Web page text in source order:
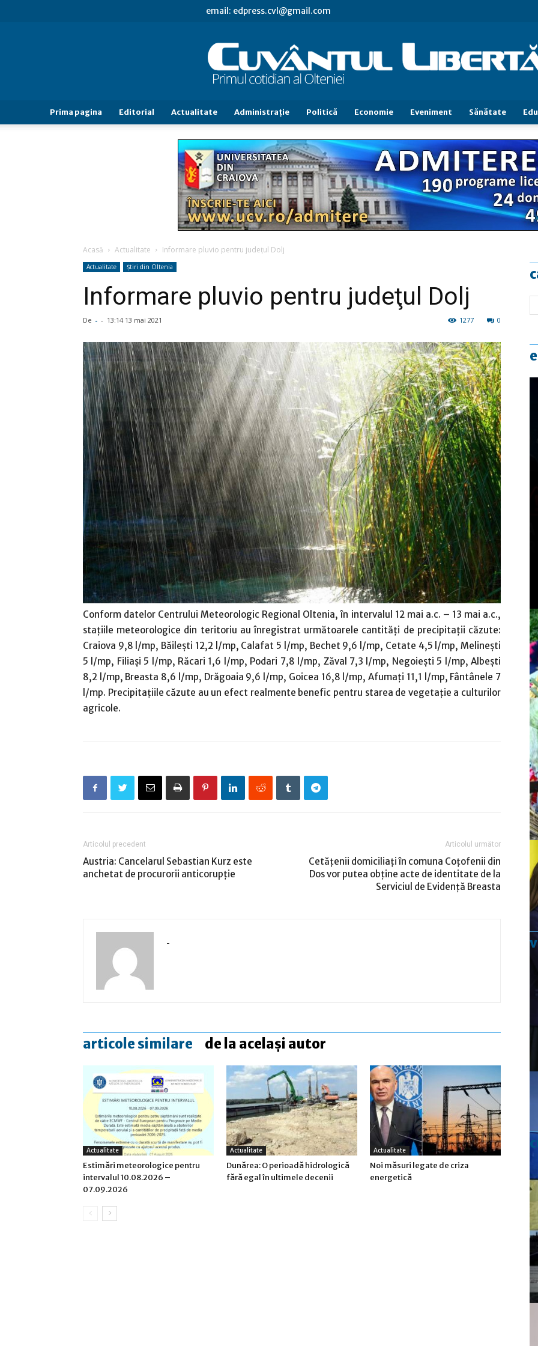
email: edpress.cvl@gmail.com
Cuvântul
Libertăţii
Prima pagina Editorial Actualitate Administraţie Politică Economie Eveniment Sănătate
Acasă Actualitate Informare pluvio pentru judeţul Dolj
Actualitate Știri din Oltenia
Informare pluvio pentru judeţul Dolj
De - - 13:14 13 mai 2021 0
1277
Conform datelor Centrului Meteorologic Regional Oltenia, în intervalul 12 mai a.c. – 13 mai a.c.,
staţiile meteorologice din teritoriu au înregistrat următoarele cantităţi de precipitaţii căzute:
Craiova 9,8 l/mp, Băileşti 12,2 l/mp, Calafat 5 l/mp, Bechet 9,6 l/mp, Cetate 4,5 l/mp, Melineşti
5 l/mp, Filiaşi 5 l/mp, Răcari 1,6 l/mp, Podari 7,8 l/mp, Zăval 7,3 l/mp, Negoieşti 5 l/mp, Albeşti
8,2 l/mp, Breasta 8,6 l/mp, Drăgoaia 9,6 l/mp, Goicea 16,8 l/mp, Afumaţi 11,1 l/mp, Fântânele 7
l/mp. Precipitaţiile căzute au un efect realmente benefic pentru starea de vegetaţie a culturilor
agricole.
Articolul precedent
Austria: Cancelarul Sebastian Kurz este
anchetat de procurorii anticorupţie
Articolul următor
Cetățenii domiciliați în comuna Coțofenii din
Dos vor putea obține acte de identitate de la
Serviciul de Evidenţă Breasta
-
articole similare de la același autor
Actualitate
Estimări meteorologice pentru
intervalul 10.08.2026 –
07.09.2026
Actualitate
Dunărea: O perioadă hidrologică
fără egal în ultimele decenii
Actualitate
Noi măsuri legate de criza
energetică